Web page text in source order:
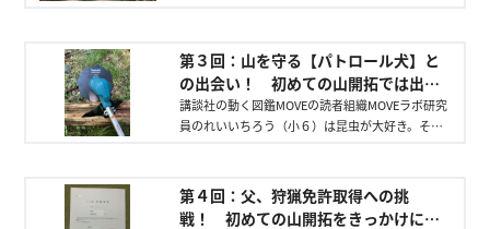
は山購入のための手続き、初めてのギア、見つけ
た生きものについてお伝えします！
第３回：山を守る【パトロール犬】と
の出会い！ 初めての山開拓では出会
いもたくさん！
講談社の動く図鑑MOVEの読者組織MOVEラボ研究
員のれいいちろう（小６）は昆虫が大好き。そん
は山での出会いをクローズアップ！
第４回：父、狩猟免許取得への挑
戦！ 初めての山開拓をきっかけに